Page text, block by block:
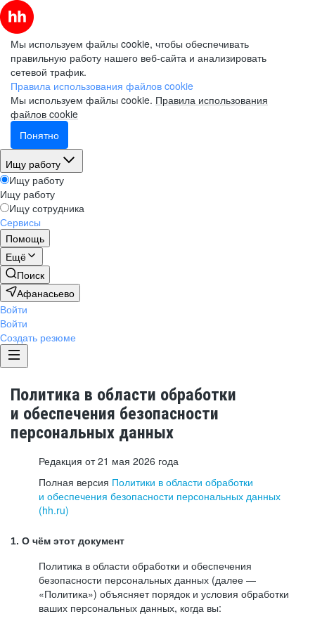
Мы используем файлы cookie, чтобы обеспечивать
правильную работу нашего веб-сайта и анализировать
сетевой трафик.
Правила использования файлов cookie
Мы используем файлы cookie. Правила использования
файлов cookie
Понятно
Ищу работу
Ищу работу
Ищу работу
Ищу сотрудника
Сервисы
Помощь
Ещё
Поиск
Афанасьево
Войти
Войти
Создать резюме
Политика в области обработки
и обеспечения безопасности
персональных данных
Редакция от 21 мая 2026 года
Полная версия Политики в области обработки
и обеспечения безопасности персональных данных
(hh.ru)
1. О чём этот документ
Политика в области обработки и обеспечения
безопасности персональных данных (далее —
«Политика») объясняет порядок и условия обработки
ваших персональных данных, когда вы: